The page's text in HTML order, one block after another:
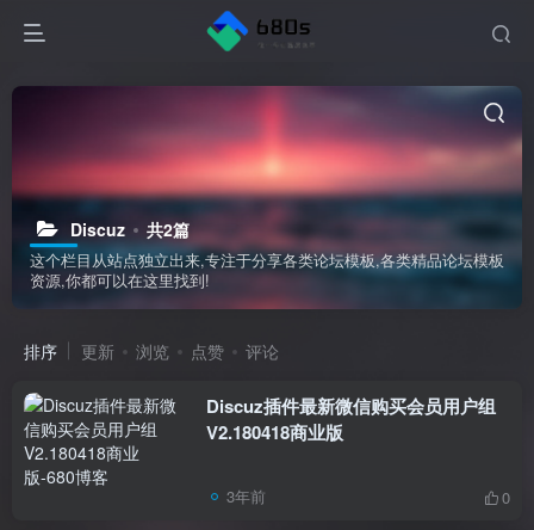
Discuz 共2篇
这个栏目从站点独立出来,专注于分享各类论坛模板,各类精品论坛模板
资源,你都可以在这里找到!
排序 更新 浏览 点赞 评论
Discuz插件最新微信购买会员用户组
V2.180418商业版
3年前 0